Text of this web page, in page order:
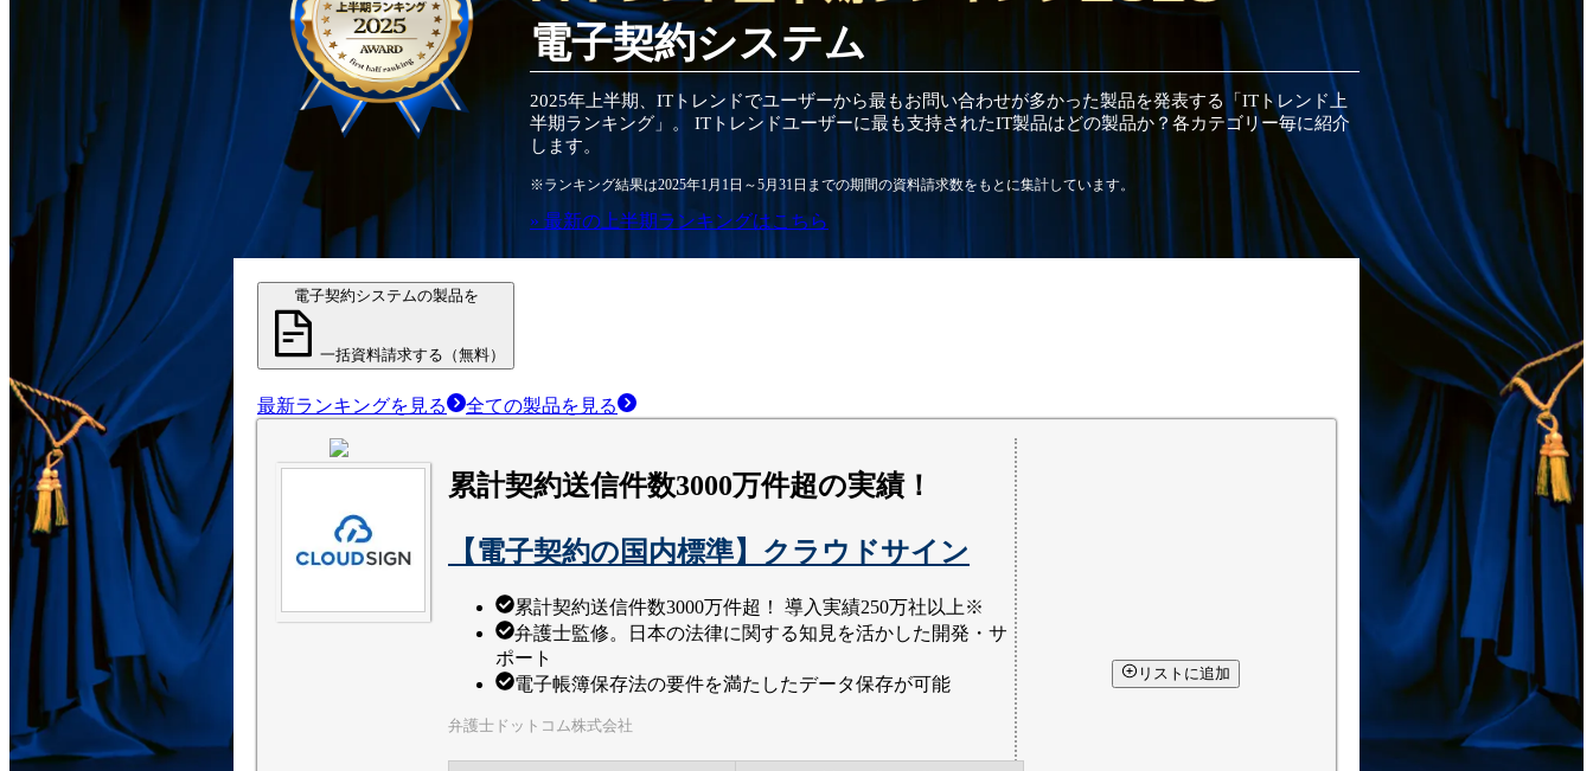
電子契約システム
2025年上半期 、ITトレンドでユーザーから最もお問い合わせが多かった製品を発表する「ITトレンド上
半期ランキング」。 ITトレンドユーザーに最も支持されたIT製品はどの製品か？各カテゴリー毎に紹介
します。
※ランキング結果は2025年1月1日～5月31日 までの期間の資料請求数をもとに集計しています。
» 最新の上半期ランキングはこちら
電子契約システムの製品を
一括資料請求する（無料）
最新ランキングを見る 全ての製品を見る
累計契約送信件数3000万件超の実績！
【電子契約の国内標準】クラウドサイン
累計契約送信件数3000万件超！ 導入実績250万社以上※
弁護士監修。日本の法律に関する知見を活かした開発・サ
ポート
電子帳簿保存法の要件を満たしたデータ保存が可能
弁護士ドットコム株式会社
リストに追加